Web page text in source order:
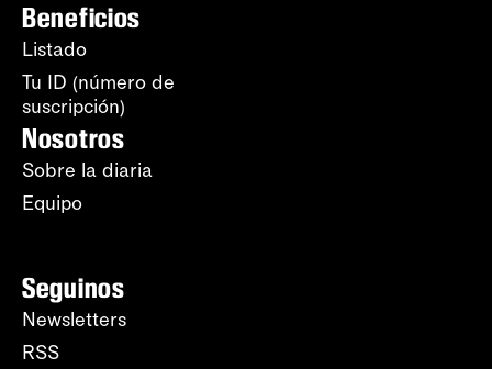
Beneficios
Listado
Tu ID (número de
suscripción)
Nosotros
Sobre la diaria
Equipo
Seguinos
Newsletters
RSS